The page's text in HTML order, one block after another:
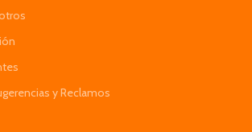
y Reclamos